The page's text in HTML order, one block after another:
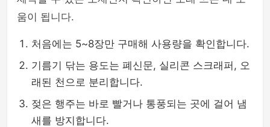
움이 됩니다.
처음에는 5~8장만 구매해 사용량을 확인합니다.
기름기 닦는 용도는 폐신문, 실리콘 스크래퍼, 오
래된 천으로 분리합니다.
젖은 행주는 바로 빨거나 통풍되는 곳에 걸어 냄
새를 방지합니다.